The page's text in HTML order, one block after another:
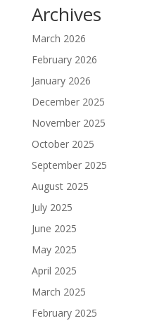
Archives
March 2026
February 2026
January 2026
December 2025
November 2025
October 2025
September 2025
August 2025
July 2025
June 2025
May 2025
April 2025
March 2025
February 2025